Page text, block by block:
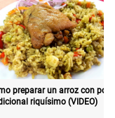
preparar un arroz con pollo
riquísimo (VIDEO)